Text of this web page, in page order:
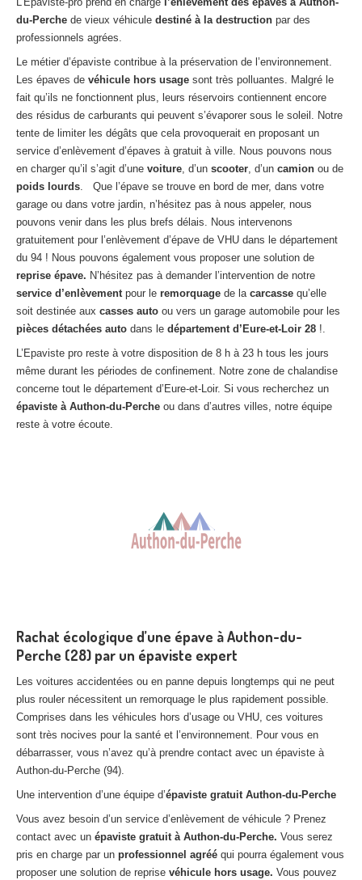
Centreagréé VHU 77 : casse auto avec destruction
Centreagréé VHU 78 : casse auto avec destruction
Centre agréé VHU 91 : casse auto avec destruction
Centreagréé VHU 92 : casse auto avec destruction
Centreagréé VHU 93 : casse auto avec destruction
Centreagréé VHU 94 : casse auto avec destruction
Centreagréé VHU 95 : casse auto avec destruction
DOCUMENTSÀ JOINDRE
RACHAT VÉHICULES
CONTACT
01 83 64 20 40
du-Perche de vieux véhicule destiné à la destruction par des
professionnels agrées.
Le métier d’épaviste contribue à la préservation de l’environnement.
Les épaves de véhicule hors usage sont très polluantes. Malgré le
fait qu’ils ne fonctionnent plus, leurs réservoirs contiennent encore
des résidus de carburants qui peuvent s’évaporer sous le soleil. Notre
tente de limiter les dégâts que cela provoquerait en proposant un
service d’enlèvement d’épaves à gratuit à ville. Nous pouvons nous
en charger qu’il s’agit d’une voiture, d’un scooter, d’un camion ou de
poids lourds. Que l’épave se trouve en bord de mer, dans votre
garage ou dans votre jardin, n’hésitez pas à nous appeler, nous
pouvons venir dans les plus brefs délais. Nous intervenons
gratuitement pour l’enlèvement d’épave de VHU dans le département
du 94 ! Nous pouvons également vous proposer une solution de
reprise épave. N’hésitez pas à demander l’intervention de notre
service d’enlèvementpour le remorquage de la carcasse qu’elle
soit destinée aux casses auto ou vers un garage automobile pour les
pièces détachées auto dans le département d’Eure-et-Loir 28 !.
L’Epaviste pro reste à votre disposition de 8 h à 23 h tous les jours
même durant les périodes de confinement. Notre zone de chalandise
concerne tout le département d’Eure-et-Loir. Si vous recherchez un
épaviste à Authon-du-Perche ou dans d’autres villes, notre équipe
reste à votre écoute.
Rachat écologique d’une épave à Authon-du-
Perche (28) par un épaviste expert
Les voitures accidentées ou en panne depuis longtemps qui ne peut
plus rouler nécessitent un remorquage le plus rapidement possible.
Comprises dans les véhicules hors d’usage ou VHU, ces voitures
sont très nocives pour la santé et l’environnement. Pour vous en
débarrasser, vous n’avez qu’à prendre contact avec un épaviste à
Authon-du-Perche (94).
Une intervention d’une équipe d’épaviste gratuit Authon-du-Perche
Vous avez besoin d’un service d’enlèvement de véhicule ? Prenez
contact avec un épaviste gratuit à Authon-du-Perche. Vous serez
pris en charge par un professionnel agréé qui pourra également vous
proposer une solution de reprise véhicule hors usage. Vous pouvez